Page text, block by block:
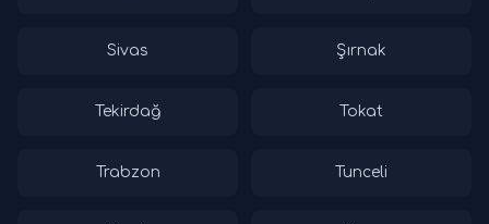
Sivas Şırnak
Tekirdağ Tokat
Trabzon Tunceli